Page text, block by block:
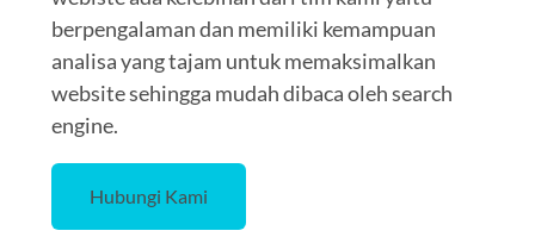
berpengalaman dan memiliki kemampuan
analisa yang tajam untuk memaksimalkan
website sehingga mudah dibaca oleh search
engine.
Hubungi Kami